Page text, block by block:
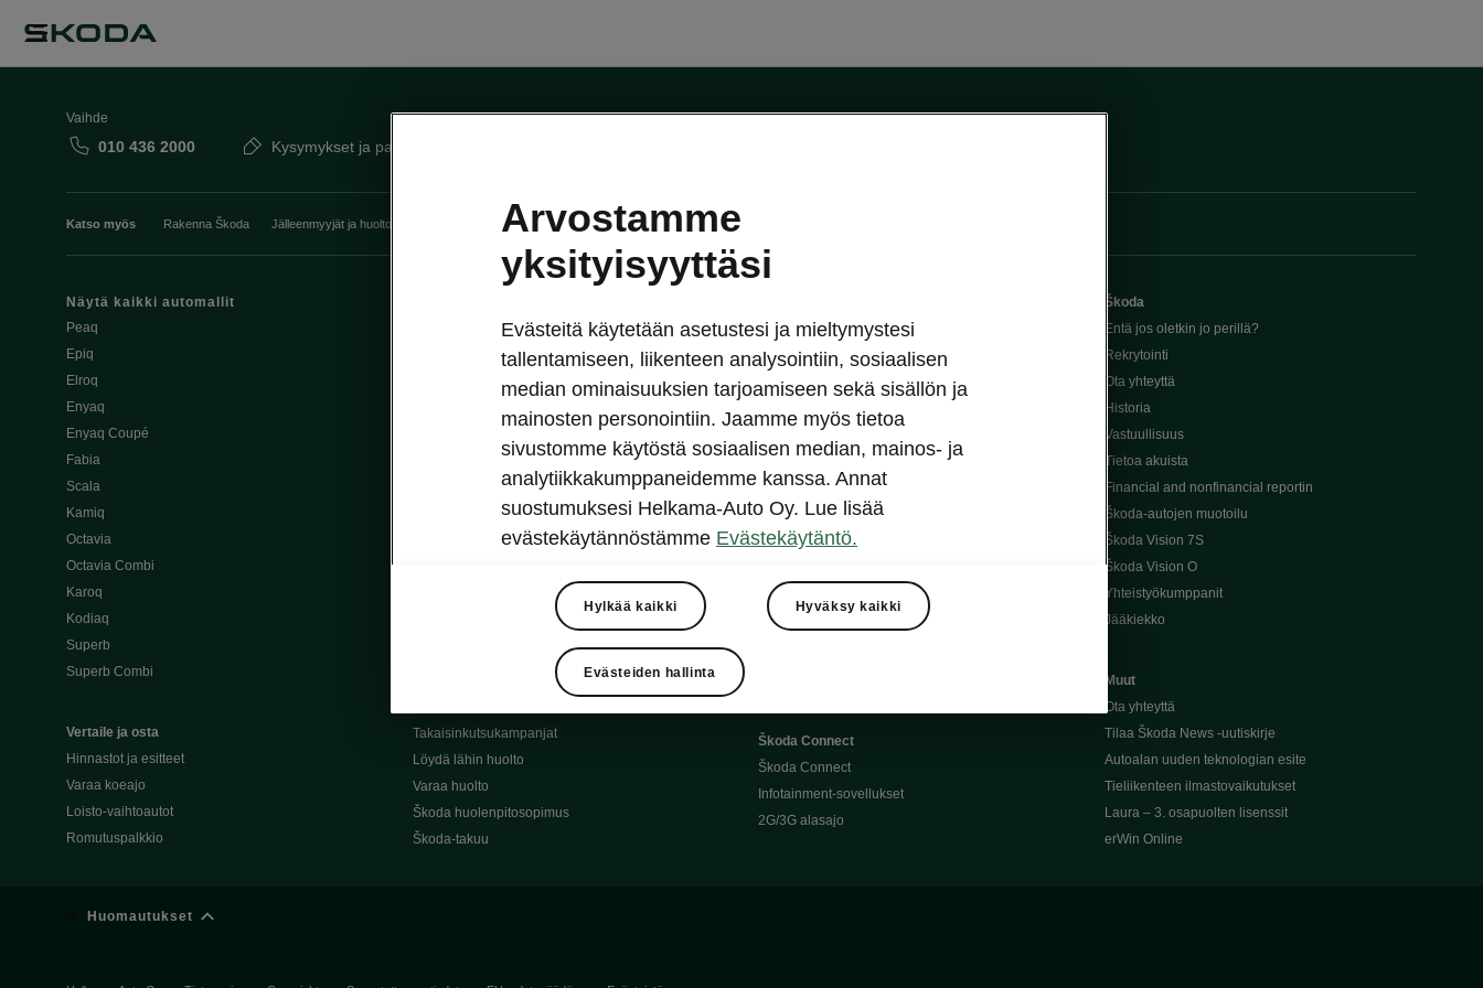
Vaihde
010 436 2000 Kysymykset ja palaute
Katso myös Rakenna Škoda Jälleenmyyjät ja huolto Heti vapaat Škoda-mallit Käyttöohjeet Škoda Shop
Näytä kaikki automallit
Peaq
Epiq
Elroq
Enyaq
Enyaq Coupé
Fabia
Scala
Kamiq
Octavia
Octavia Combi
Karoq
Kodiaq
Superb
Superb Combi
Vertaile ja osta
Hinnastot ja esitteet
Varaa koeajo
Loisto-vaihtoautot
Romutuspalkkio
Osta Škoda verkossa
Škoda Yksityisleasing
Škodan Vakuutus
Škoda 4×4 -mallit
Škoda-katumaasturimallit
Alkuperäiset Škoda-varaosat
Alkuperäiset Škoda-moottoriöljyt
Takaisinkutsukampanjat
Löydä lähin huolto
Varaa huolto
Škoda huolenpitosopimus
Škoda-takuu
Avustinjärjestelmät
Sähköautot ja hybridit
Sähköautot ja hybridit
Ladattavat hybridit
Vinkkejä sähköautoiluun
Ajoakku ja turvallisuus
Ohjelmiston päivitys
Kotilataus
Latauspisteet kartalla
Škoda Connect
Škoda Connect
Infotainment-sovellukset
2G/3G alasajo
Škoda
Entä jos oletkin jo perillä?
Rekrytointi
Ota yhteyttä
Historia
Vastuullisuus
Tietoa akuista
Financial and nonfinancial reportin
Škoda-autojen muotoilu
Škoda Vision 7S
Škoda Vision O
Yhteistyökumppanit
Jääkiekko
Muut
Ota yhteyttä
Tilaa Škoda News -uutiskirje
Autoalan uuden teknologian esite
Tieliikenteen ilmastovaikutukset
Laura – 3. osapuolten lisenssit
erWin Online
Huomautukset
Arvostamme
yksityisyyttäsi
Evästeitä käytetään asetustesi ja mieltymystesi
tallentamiseen, liikenteen analysointiin, sosiaalisen
median ominaisuuksien tarjoamiseen sekä sisällön ja
mainosten personointiin. Jaamme myös tietoa
sivustomme käytöstä sosiaalisen median, mainos- ja
analytiikkakumppaneidemme kanssa. Annat
suostumuksesi Helkama-Auto Oy. Lue lisää
evästekäytännöstämme Evästekäytäntö.
Hylkää kaikki Hyväksy kaikki
Evästeiden hallinta